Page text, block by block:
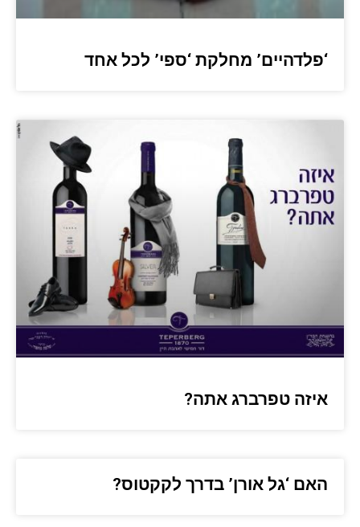
‘פלדהיים’ מחלקת ‘ספי’ לכל אחד
איזה טפרברג אתה?
האם ‘גל אורן’ בדרך לקקטוס?